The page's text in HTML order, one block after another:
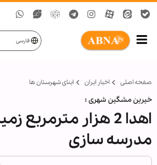
فارسی
صفحه اصلی اخبار ایران ابنای شهرستان ها
خیرین مشگین شهری ؛
اهدا 2 هزار مترمربع
مدرسه‏ سازی